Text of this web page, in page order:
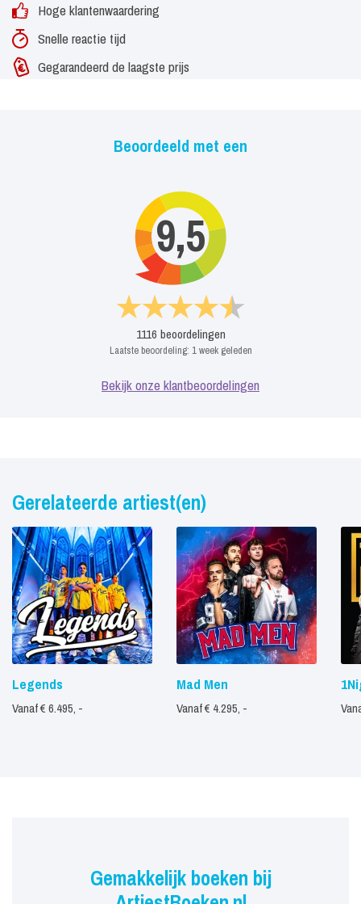
Hoge klantenwaardering
Snelle reactie tijd
Gegarandeerd de laagste prijs
Beoordeeld met een
9,5
1116 beoordelingen
Laatste beoordeling: 1 week geleden
Bekijk onze klantbeoordelingen
Gerelateerde artiest(en)
Legends
Vanaf € 6.495, -
Mad Men
Vanaf € 4.295, -
Gemakkelijk boeken bij